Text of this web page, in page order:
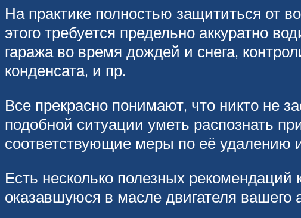
На практике полностью защититься от
этого требуется предельно аккуратно
гаража во время дождей и снега,
конденсата, и пр.
Все прекрасно понимают, что никто не
подобной ситуации уметь распознать
соответствующие меры по её удалению
Есть несколько полезных рекомендаций
оказавшуюся в масле двигателя вашего